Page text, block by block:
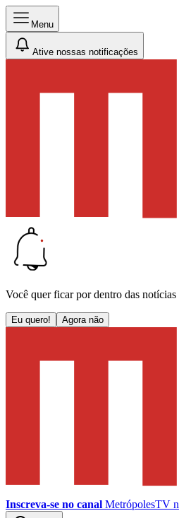
Menu
Ative nossas notificações
Você quer ficar por dentro das
Eu quero! Agora não
Inscreva-se no canal MetrópolesTV